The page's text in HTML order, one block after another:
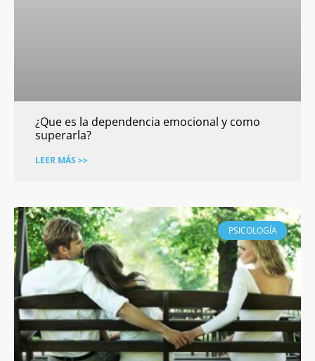
¿Que es la dependencia emocional y como
superarla?
LEER MÁS >>
PSICOLOGÍA